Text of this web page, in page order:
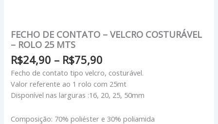
FECHO DE CONTATO – VELCRO COSTURÁVEL
– ROLO 25 MTS
R$24,90 – R$75,90
R$24,90
através
Fecho de contato tipo velcro, costurável.
Valor referente ao 1 rolo com 25mt
Disponível nas larguras :16, 20, 25, 50mm
Composição: 70% poliéster e 30% poliamida